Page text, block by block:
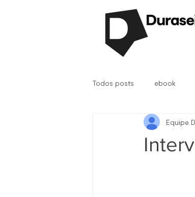
Todos posts ebook
Durasein® D.Fab
Equipe